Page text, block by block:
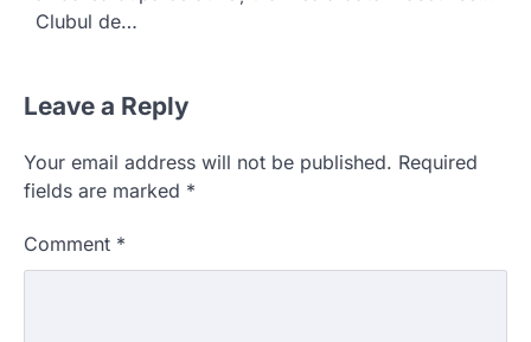
Clubul de…
Leave a Reply
Your email address will not be published. Required
fields are marked *
Comment *